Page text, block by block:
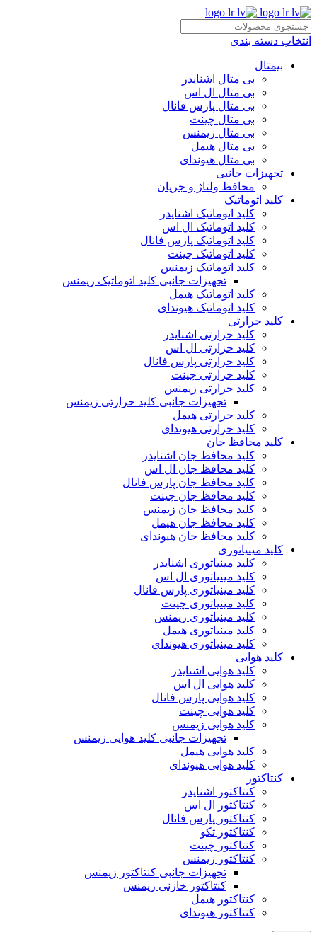
انتخاب دسته بندی
بیمتال
بی متال اشنایدر
بی متال ال اس
بی متال پارس فانال
بی متال چینت
بی متال زیمنس
بی متال هیمل
بی متال هیوندای
تجهیزات جانبی
محافظ ولتاژ و‌ جریان
کلید اتوماتیک
کلید اتوماتیک اشنایدر
کلید اتوماتیک ال اس
کلید اتوماتیک پارس فانال
کلید اتوماتیک چینت
کلید اتوماتیک زیمنس
تجهیزات جانبی کلید اتوماتیک زیمنس
کلید اتوماتیک هیمل
کلید اتوماتیک هیوندای
کلید حرارتی
کلید حرارتی اشنایدر
کلید حرارتی ال اس
کلید حرارتی پارس فانال
کلید حرارتی چینت
کلید حرارتی زیمنس
تجهیزات جانبی کلید حرارتی زیمنس
کلید حرارتی هیمل
کلید حرارتی هیوندای
کلید محافظ جان
کلید محافظ جان اشنایدر
کلید محافظ جان ال اس
کلید محافظ جان پارس فانال
کلید محافظ جان چینت
کلید محافظ جان زیمنس
کلید محافظ جان هیمل
کلید محافظ جان هیوندای
کلید مینیاتوری
کلید مینیاتوری اشنایدر
کلید مینیاتوری ال اس
کلید مینیاتوری پارس فانال
کلید مینیاتوری چینت
کلید مینیاتوری زیمنس
کلید مینیاتوری هیمل
کلید مینیاتوری هیوندای
کلید هوایی
کلید هوایی اشنایدر
کلید هوایی ال اس
کلید هوایی پارس فانال
کلید هوایی چینت
کلید هوایی زیمنس
تجهیزات جانبی کلید هوایی زیمنس
کلید هوایی هیمل
کلید هوایی هیوندای
کنتاکتور
کنتاکتور اشنایدر
کنتاکتور ال اس
کنتاکتور پارس فانال
کنتاکتور تکو
کنتاکتور چینت
کنتاکتور زیمنس
تجهیزات جانبی کنتاکتور زیمنس
کنتاکتور خازنی زیمنس
کنتاکتور هیمل
کنتاکتور هیوندای